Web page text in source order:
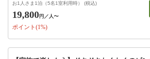
お1人さま1泊（5名1室利用時） (税込)
19,800円 ／人〜
ポイント(1%)